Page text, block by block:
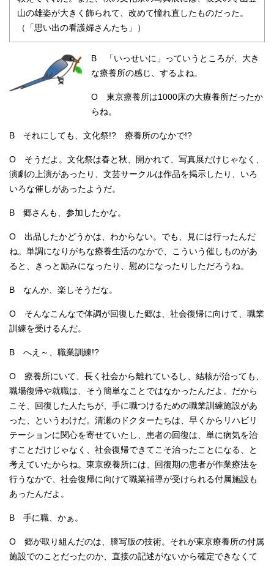
山の雄姿が大きく飾られて、改めて憧れ直したものだった。
（「思い出の看護婦さんたち」）
B 「いっせいに」っていうところが、大き
な療養所の感じ、するよね。
O 東京療養所は1000床の大療養所だったか
らね。
B それにしても、文化祭!? 療養所のなかで!?
O そうだよ。文化祭は春と秋、開かれて、写真展だけじゃなく、
演劇の上演があったり、文芸サークルは作品を掲示したり、いろ
いろな催しがあったようだ。
B 郷さんも、参加したかな。
O 出品したかどうかは、わからない。でも、見には行ったんだ
ね。単調になりがちな療養生活のなかで、こういう催しものがあ
ると、きっと励みになったり、慰めになったりしただろうね。
B なんか、楽しそうだな。
O そんなこんなで体調が回復した郷は、社会復帰に向けて、職業
訓練を受けるんだ。
B へえ～、職業訓練!?
O 療養所にいて、長く社会から離れているし、結核が治っても、
職場復帰や就職は、そう簡単なことではなかったんだよ。だから
こそ、回復した人たちが、手に職つけるための職業訓練施設があ
った、というわけだ。清瀬のドクターたちは、早くからリハビリ
テーションに関心を寄せていたし、患者の回復は、単に病気を治
すことだけじゃなく、社会復帰できてこそ治ったことになる、と
考えていたからね。東京療養所には、回復期の患者が作業療法を
行うなかで、社会復帰に向けて職業補導が受けられる付属施設も
あったんだよ。
B 手に職、かぁ。
O 郷が取り組んだのは、謄写版の技術。それが東京療養所の付属
施設でのことだったのか、直接の記述がないから確定できなくて